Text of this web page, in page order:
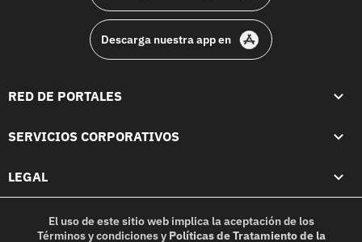
Descarga nuestra app en
RED DE PORTALES
SERVICIOS CORPORATIVOS
LEGAL
El uso de este sitio web implica la aceptación de los
Términos y condicionesy Políticas de Tratamiento de la